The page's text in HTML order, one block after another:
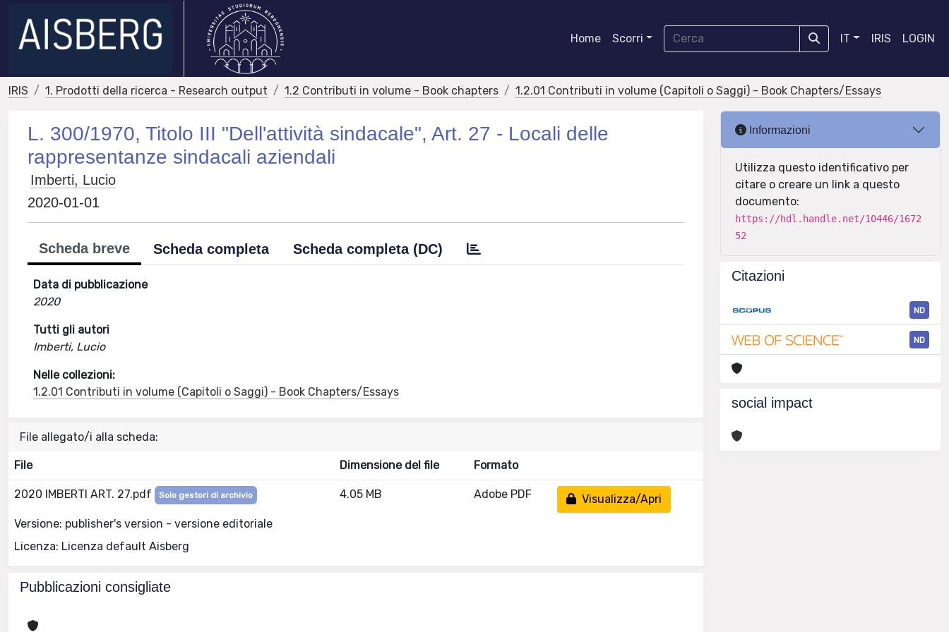
Home Scorri IT IRIS LOGIN
IRIS 1. Prodotti della ricerca - Research output 1.2 Contributi in volume - Book chapters 1.2.01 Contributi in volume (Capitoli o Saggi) - Book Chapters/Essays
L. 300/1970, Titolo III "Dell'attività sindacale", Art. 27 - Locali delle
rappresentanze sindacali aziendali
Imberti, Lucio
2020-01-01
Scheda breve Scheda completa Scheda completa (DC)
Data di pubblicazione
2020
Tutti gli autori
Imberti, Lucio
Nelle collezioni:
1.2.01 Contributi in volume (Capitoli o Saggi) - Book Chapters/Essays
File allegato/i alla scheda:
File Dimensione del file Formato
2020 IMBERTI ART. 27.pdf Solo gestori di archivio
Versione: publisher's version - versione editoriale
Licenza: Licenza default Aisberg
4.05 MB Adobe PDF Visualizza/Apri
Pubblicazioni consigliate
Informazioni
Utilizza questo identificativo per
citare o creare un link a questo
documento:
https://hdl.handle.net/10446/1672
52
Citazioni
ND
ND
social impact